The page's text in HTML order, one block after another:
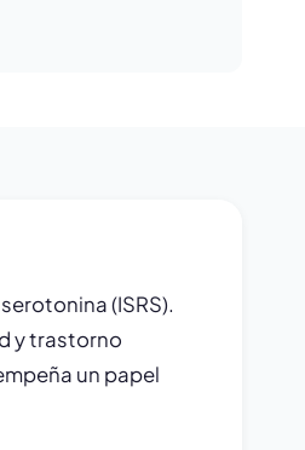
(ISRS).
y trastorno
un papel